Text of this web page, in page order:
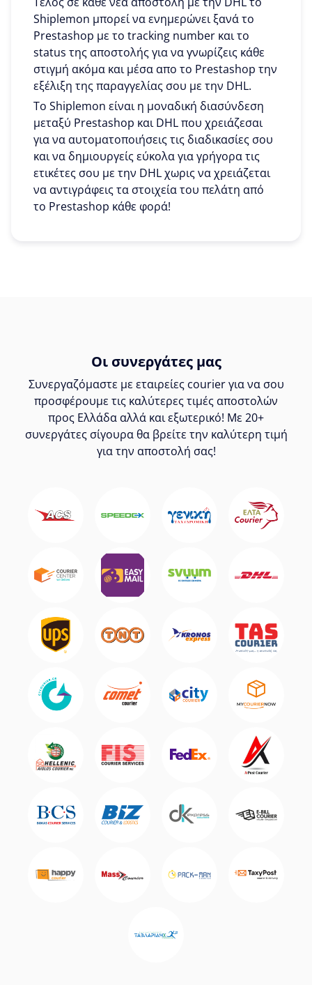
Shiplemon μπορεί να ενημερώνει ξανά το
Prestashop με το tracking number και το
status της αποστολής για να γνωρίζεις κάθε
στιγμή ακόμα και μέσα απο το Prestashop την
εξέλιξη της παραγγελίας σου με την DHL.
To Shiplemon είναι η μοναδική διασύνδεση
μεταξύ Prestashop και DHL που χρειάζεσαι
για να αυτοματοποιήσεις τις διαδικασίες σου
και να δημιουργείς εύκολα για γρήγορα τις
ετικέτες σου με την DHL χωρις να χρειάζεται
να αντιγράφεις τα στοιχεία του πελάτη από
το Prestashop κάθε φορά!
Οι συνεργάτες μας
Συνεργαζόμαστε με εταιρείες courier για να σου
προσφέρουμε τις καλύτερες τιμές αποστολών
προς Ελλάδα αλλά και εξωτερικό! Με 20+
συνεργάτες σίγουρα θα βρείτε την καλύτερη τιμή
για την αποστολή σας!